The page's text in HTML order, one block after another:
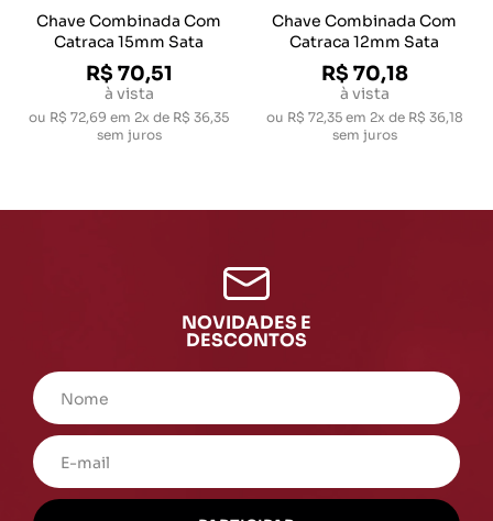
Chave Combinada Com
Catraca 15mm Sata
R$ 70,51
à vista
ou R$ 72,69 em 2x de R$ 36,35
sem juros
Chave Combinada Com
Catraca 12mm Sata
R$ 70,18
à vista
ou R$ 72,35em 2x de R$ 36,18
sem juros
NOVIDADES E
DESCONTOS